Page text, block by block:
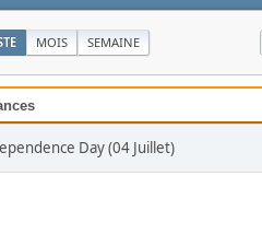
MOIS SEMAINE
Day (04 Juillet)